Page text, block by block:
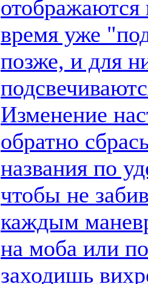
время уже
позже, и для
Изменение
обратно
названия по
чтобы не
каждым
на моба или
заходишь